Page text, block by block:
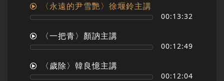
〈永遠的尹雪艷〉徐堰鈴主講
00:13:32
〈一把青〉顏訥主講
00:12:49
〈歲除〉韓良憶主講
00:12:04